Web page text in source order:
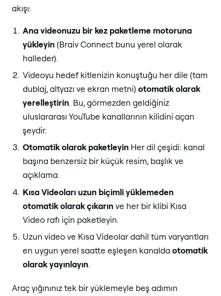
akışı:
Ana videonuzu bir kez paketleme motoruna
yükleyin(Braiv Connect bunu yerel olarak
halleder).
Videoyu hedef kitlenizin konuştuğu her dile (tam
dublaj, altyazı ve ekran metni)otomatik olarak
yerelleştirin. Bu, görmezden geldiğiniz
uluslararası YouTube kanallarının kilidini açan
şeydir.
Otomatik olarak paketleyin Her dil çeşidi: kanal
başına benzersiz bir küçük resim, başlık ve
açıklama.
Kısa Videoları uzun biçimli yüklemeden
otomatik olarak çıkarınve her bir klibi Kısa
Video rafı için paketleyin.
Uzun video ve Kısa Videolar dahil tüm varyantları
en uygun yerel saatte eşleşen kanaldaotomatik
olarak yayınlayın.
Araç yığınınız tek bir yüklemeyle beş adımın